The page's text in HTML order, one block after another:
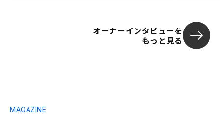
オーナーインタビューを
もっと見る
MAGAZINE